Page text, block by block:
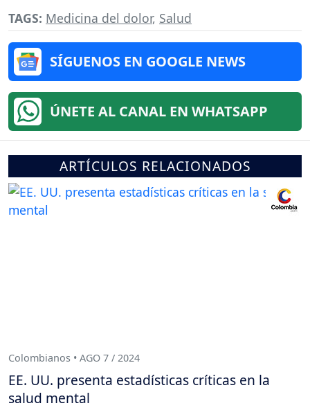
TAGS: Medicina del dolor, Salud
SÍGUENOS EN GOOGLE NEWS
ÚNETE AL CANAL EN WHATSAPP
ARTÍCULOS RELACIONADOS
Colombianos • AGO 7 / 2024
EE. UU. presenta estadísticas críticas en la
salud mental